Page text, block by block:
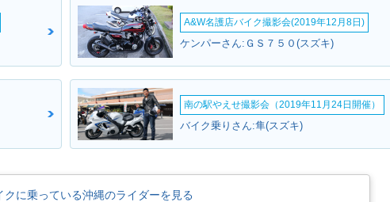
A&W名護店バイク撮影会(2019年12月8日)
ケンパーさん:ＧＳ７５０(スズキ)
南の駅やえせ撮影会（2019年11月24日開催）
バイク乗りさん:隼(スズキ)
クに乗っている沖縄のライダーを見る